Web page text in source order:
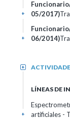
05/2017)
+
06/2014)
+
+
LÍNEAS DE
artificiales -
+